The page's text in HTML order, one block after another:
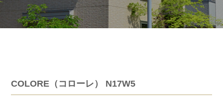
COLORE（コローレ） N17W5